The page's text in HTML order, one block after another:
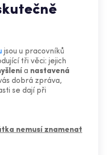
jsou u pracovníků
tři věci: jejich
a nastavená
dobrá zpráva,
se dají při
nemusí znamenat